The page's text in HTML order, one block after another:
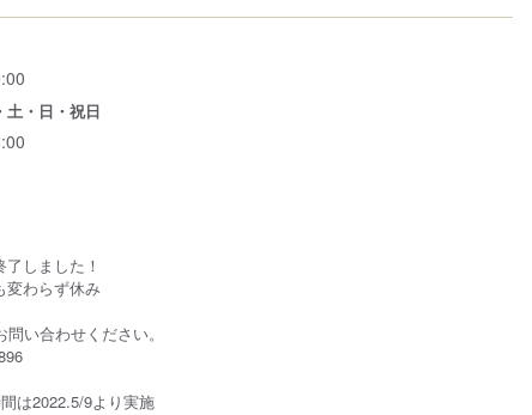
土・日・祝日
しました！
変わらず休み
い合わせください。
は2022.5/9より実施